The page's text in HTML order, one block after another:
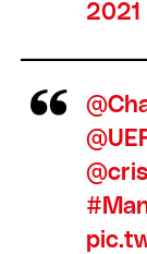
2021